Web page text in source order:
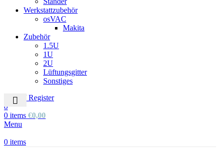
Werkstattzubehör
osVAC
Makita
Zubehör
1.5U
1U
2U
Lüftungsgitter
Sonstiges
Login / Register
0
0 items €0,00
Menu
0 items